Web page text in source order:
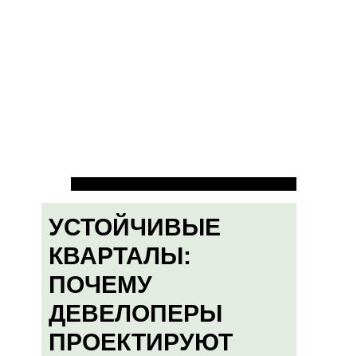
УСТОЙЧИВЫЕ
КВАРТАЛЫ:
ПОЧЕМУ
ДЕВЕЛОПЕРЫ
ПРОЕКТИРУЮТ